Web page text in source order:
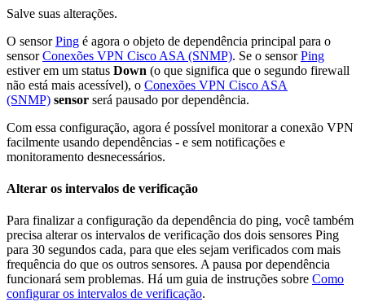
Salve suas alterações.
O sensorPing é agora o objeto de dependência principal para o
sensorConexões VPN Cisco ASA (SNMP). Se o sensorPing
estiver em um status Down (o que significa que o segundo firewall
não está mais acessível), o Conexões VPN Cisco ASA
(SNMP) sensor será pausado por dependência.
Com essa configuração, agora é possível monitorar a conexão VPN
facilmente usando dependências - e sem notificações e
monitoramento desnecessários.
Alterar os intervalos de verificação
Para finalizar a configuração da dependência do ping, você também
precisa alterar os intervalos de verificação dos dois sensores Ping
para 30 segundos cada, para que eles sejam verificados com mais
frequência do que os outros sensores. A pausa por dependência
funcionará sem problemas. Há um guia de instruções sobre Como
configurar os intervalos de verificação.